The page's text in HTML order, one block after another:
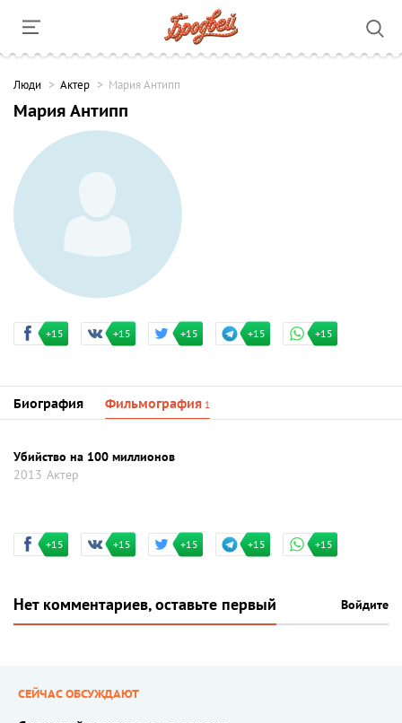
Люди Актер Мария Антипп
Мария Антипп
+15 +15 +15 +15 +15
Биография Фильмография 1
Убийство на 100 миллионов
2013 Актер
+15 +15 +15 +15 +15
Нет комментариев, оставьте первый Войдите
СЕЙЧАС ОБСУЖДАЮТ